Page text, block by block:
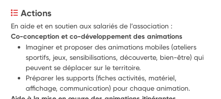
Actions
En aide et en soutien aux salariés de l’association :
Co-conception et co-développement des animations
Imaginer et proposer des animations mobiles (ateliers
sportifs, jeux, sensibilisations, découverte, bien-être) qui
peuvent se déplacer sur le territoire.
Préparer les supports (fiches activités, matériel,
affichage, communication) pour chaque animation.